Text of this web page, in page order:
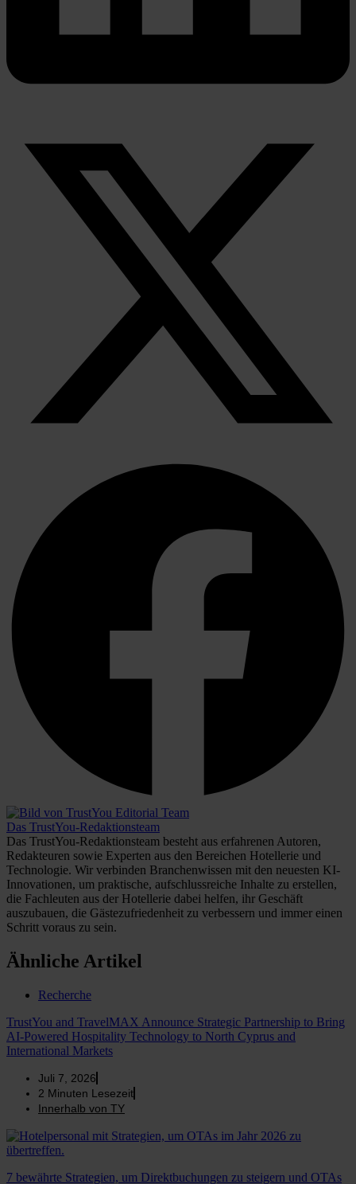
Das TrustYou-Redaktionsteam
Das TrustYou-Redaktionsteam besteht aus erfahrenen Autoren,
Redakteuren sowie Experten aus den Bereichen Hotellerie und
Technologie. Wir verbinden Branchenwissen mit den neuesten KI-
Innovationen, um praktische, aufschlussreiche Inhalte zu erstellen,
die Fachleuten aus der Hotellerie dabei helfen, ihr Geschäft
auszubauen, die Gästezufriedenheit zu verbessern und immer einen
Schritt voraus zu sein.
Ähnliche Artikel
Recherche
TrustYou and TravelMAX Announce Strategic Partnership to Bring
AI-Powered Hospitality Technology to North Cyprus and
International Markets
Juli 7, 2026
2 Minuten Lesezeit
Innerhalb von TY
7 bewährte Strategien, um Direktbuchungen zu steigern und OTAs